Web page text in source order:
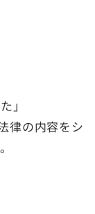
」
律の内容をシ